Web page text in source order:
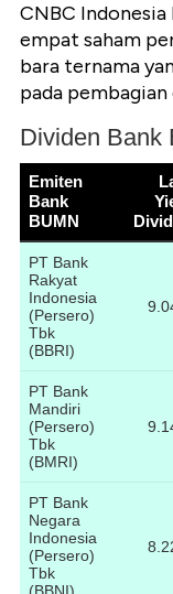
CNBC
empat saham
bara ternama
pada